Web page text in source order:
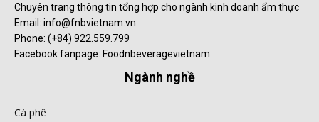
Chuyên trang thông tin tổng hợp cho ngành kinh doanh ẩm thực
Email: info@fnbvietnam.vn
Phone: (+84) 922.559.799
Facebook fanpage: Foodnbeveragevietnam
Ngành nghề
Cà phê